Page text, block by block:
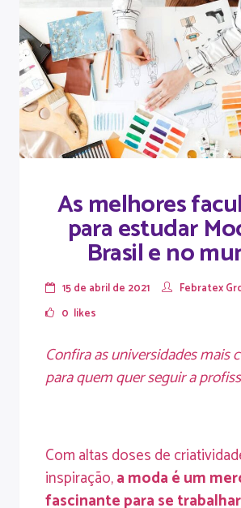
As melhores
para estudar
Brasil e no
15 de abril de 2021
Febratex
0 likes
Confira as universidades mais
para quem quer seguir a
Com altas doses de
inspiração,a moda é um
fascinante para se